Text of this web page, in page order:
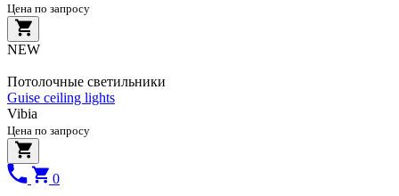
Цена по запросу
NEW
Потолочные светильники
Guise ceiling lights
Vibia
Цена по запросу
0